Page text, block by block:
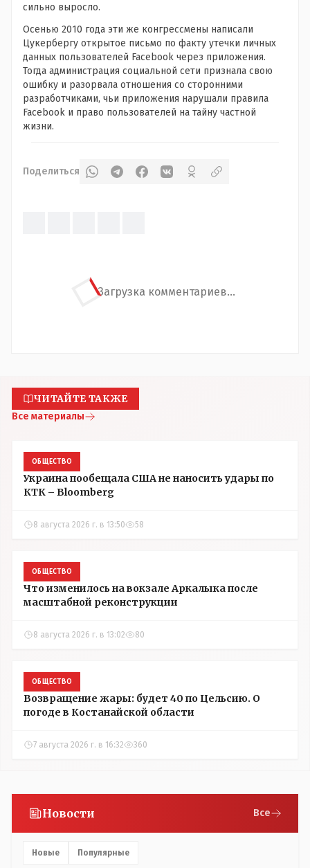
сильно выросло.
Осенью 2010 года эти же конгрессмены написали
Цукербергу открытое письмо по факту утечки личных
данных пользователей Facebook через приложения.
Тогда администрация социальной сети признала свою
ошибку и разорвала отношения со сторонними
разработчиками, чьи приложения нарушали правила
Facebook и право пользователей на тайну частной
жизни.
Поделиться
Загрузка комментариев...
ЧИТАЙТЕ ТАКЖЕ
Все материалы
ОБЩЕСТВО
Украина пообещала США не наносить удары по
КТК – Bloomberg
8 августа 2026 г. в 13:50 58
ОБЩЕСТВО
Что изменилось на вокзале Аркалыка после
масштабной реконструкции
8 августа 2026 г. в 13:02 80
ОБЩЕСТВО
Возвращение жары: будет 40 по Цельсию. О
погоде в Костанайской области
7 августа 2026 г. в 16:32 360
Новости Все
Новые Популярные